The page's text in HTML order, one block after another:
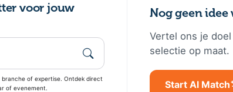
voor jouw
of expertise. Ontdek direct
of evenement.
Nog geen idee
Vertel ons je
selectie op maat.
Start AI Match